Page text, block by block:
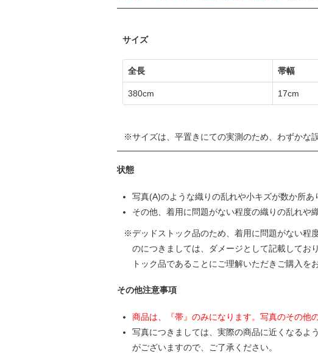
サイズ
全長 帯幅
380cm 17cm
サイズは、平置きにての実測のため、わずかな
状態
写真(A)のような織りの乱れや小キズが数か所あ
その他、着用に問題がない程度の織りの乱れや
デッドストック品のため、着用に問題がない程
のにつきましては、ダメージとして記載してお
トック品であることにご理解いただきご購入を
その他注意事項
商品は、『帯』のみになります。写真のその他
写真につきましては、実際の商品に近くなるよ
がございますので、ご了承ください。